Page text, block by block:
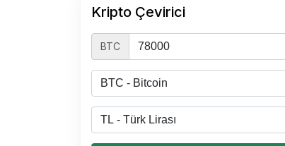
Kripto Çevirici
BTC